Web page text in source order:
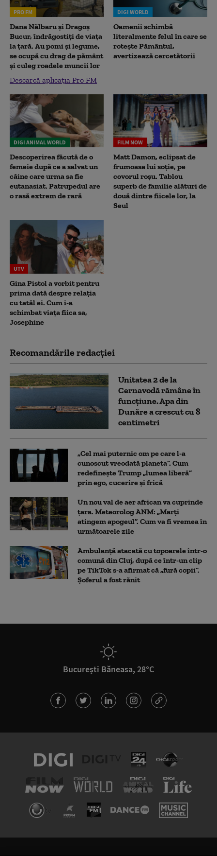
PRO FM
Dana Nălbaru și Dragoș
Bucur, îndrăgostiți de viața
la țară. Au pomi și legume,
se ocupă cu drag de pământ
și culeg roadele muncii lor
Descarcă aplicația Pro FM
DIGI WORLD
Oamenii schimbă
literalmente felul în care se
rotește Pământul,
avertizează cercetătorii
DIGI ANIMAL WORLD
Descoperirea făcută de o
femeie după ce a salvat un
câine care urma sa fie
eutanasiat. Patrupedul are
o rasă extrem de rară
FILM NOW
Matt Damon, eclipsat de
frumoasa lui soție, pe
covorul roșu. Tablou
superb de familie alături de
două dintre fiicele lor, la
Seul
UTV
Gina Pistol a vorbit pentru
prima dată despre relația
cu tatăl ei. Cum i-a
schimbat viața fiica sa,
Josephine
Recomandările redacţiei
Unitatea 2 de la
Cernavodă rămâne în
funcțiune. Apa din
Dunăre a crescut cu 8
centimetri
„Cel mai puternic om pe care l-a
cunoscut vreodată planeta”. Cum
redefinește Trump „lumea liberă”
prin ego, cucerire și frică
Un nou val de aer african va cuprinde
țara. Meteorolog ANM: „Marți
atingem apogeul”. Cum va fi vremea în
următoarele zile
Ambulanţă atacată cu topoarele într-o
comună din Cluj, după ce într-un clip
pe TikTok s-a afirmat că „fură copii”.
Șoferul a fost rănit
București Băneasa, 28°C